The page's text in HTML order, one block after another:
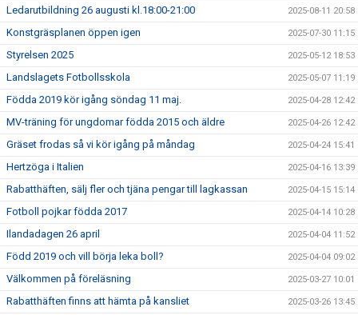
Ledarutbildning 26 augusti kl.18:00-21:00 2025-08-11 20:58
Konstgräsplanen öppen igen 2025-07-30 11:15
Styrelsen 2025 2025-05-12 18:53
Landslagets Fotbollsskola 2025-05-07 11:19
Födda 2019 kör igång söndag 11 maj. 2025-04-28 12:42
MV-träning för ungdomar födda 2015 och äldre 2025-04-26 12:42
Gräset frodas så vi kör igång på måndag 2025-04-24 15:41
Hertzöga i Italien 2025-04-16 13:39
Rabatthäften, sälj fler och tjäna pengar till lagkassan 2025-04-15 15:14
Fotboll pojkar födda 2017 2025-04-14 10:28
Ilandadagen 26 april 2025-04-04 11:52
Född 2019 och vill börja leka boll? 2025-04-04 09:02
Välkommen på föreläsning 2025-03-27 10:01
Rabatthäften finns att hämta på kansliet 2025-03-26 13:45